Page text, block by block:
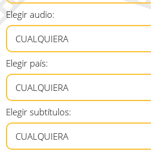
Elegir audio:
Elegir país:
Elegir subtítulos: